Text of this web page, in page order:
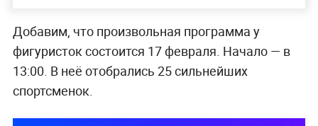
Добавим, что произвольная программа у
фигуристок состоится 17 февраля. Начало — в
13:00. В неё отобрались 25 сильнейших
спортсменок.